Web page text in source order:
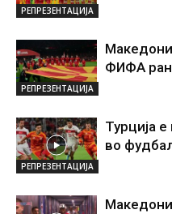
РЕПРЕЗЕНТАЦИЈА
РЕПРЕЗЕНТАЦИЈА
ФИФА
РЕПРЕЗЕНТАЦИЈА
Турција
во